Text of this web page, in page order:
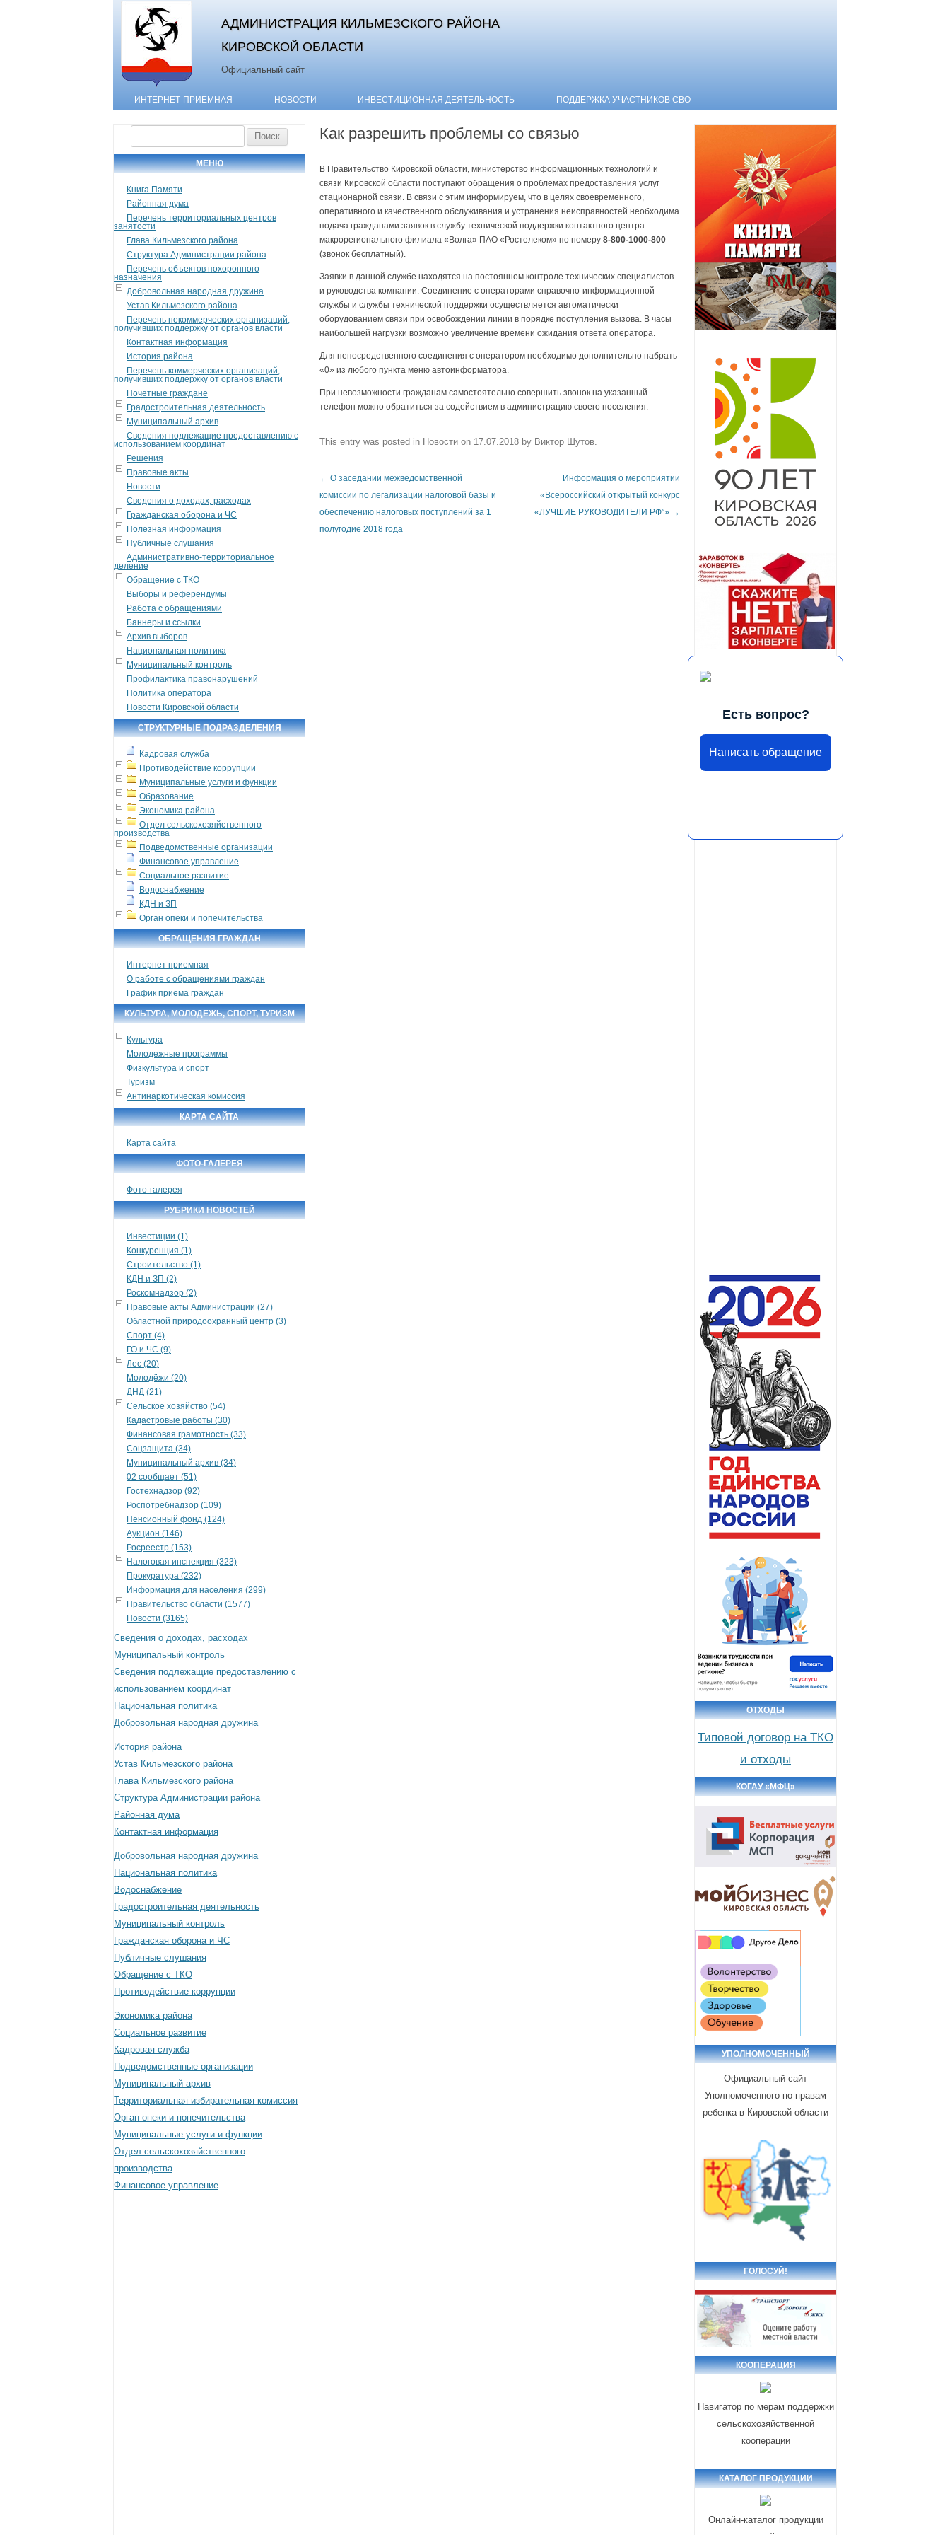
АДМИНИСТРАЦИЯ КИЛЬМЕЗСКОГО РАЙОНА
КИРОВСКОЙ ОБЛАСТИ
Официальный сайт
Skip to content
ИНТЕРНЕТ-ПРИЁМНАЯ НОВОСТИ ИНВЕСТИЦИОННАЯ ДЕЯТЕЛЬНОСТЬ ПОДДЕРЖКА УЧАСТНИКОВ СВО
МЕНЮ
Книга Памяти
Районная дума
Перечень территориальных центров
занятости
Глава Кильмезского района
Структура Администрации района
Перечень объектов похоронного
назначения
Добровольная народная дружина
Устав Кильмезского района
Перечень некоммерческих организаций,
получивших поддержку от органов власти
Контактная информация
История района
Перечень коммерческих организаций,
получивших поддержку от органов власти
Почетные граждане
Градостроительная деятельность
Муниципальный архив
Сведения подлежащие предоставлению с
использованием координат
Решения
Правовые акты
Новости
Сведения о доходах, расходах
Гражданская оборона и ЧС
Полезная информация
Публичные слушания
Административно-территориальное
деление
Обращение с ТКО
Выборы и референдумы
Работа с обращениями
Баннеры и ссылки
Архив выборов
Национальная политика
Муниципальный контроль
Профилактика правонарушений
Политика оператора
Новости Кировской области
СТРУКТУРНЫЕ ПОДРАЗДЕЛЕНИЯ
Кадровая служба
Противодействие коррупции
Муниципальные услуги и функции
Образование
Экономика района
Отдел сельскохозяйственного
производства
Подведомственные организации
Финансовое управление
Социальное развитие
Водоснабжение
КДН и ЗП
Орган опеки и попечительства
ОБРАЩЕНИЯ ГРАЖДАН
Интернет приемная
О работе с обращениями граждан
График приема граждан
КУЛЬТУРА, МОЛОДЕЖЬ, СПОРТ, ТУРИЗМ
Культура
Молодежные программы
Физкультура и спорт
Туризм
Антинаркотическая комиссия
КАРТА САЙТА
Карта сайта
ФОТО-ГАЛЕРЕЯ
Фото-галерея
РУБРИКИ НОВОСТЕЙ
Инвестиции (1)
Конкуренция (1)
Строительство (1)
КДН и ЗП (2)
Роскомнадзор (2)
Правовые акты Администрации (27)
Областной природоохранный центр (3)
Спорт (4)
ГО и ЧС (9)
Лес (20)
Молодёжи (20)
ДНД (21)
Сельское хозяйство (54)
Кадастровые работы (30)
Финансовая грамотность (33)
Соцзащита (34)
Муниципальный архив (34)
02 сообщает (51)
Гостехнадзор (92)
Роспотребнадзор (109)
Пенсионный фонд (124)
Аукцион (146)
Росреестр (153)
Налоговая инспекция (323)
Прокуратура (232)
Информация для населения (299)
Правительство области (1577)
Новости (3165)
Сведения о доходах, расходах
Муниципальный контроль
Сведения подлежащие предоставлению с
использованием координат
Национальная политика
Добровольная народная дружина
История района
Устав Кильмезского района
Глава Кильмезского района
Структура Администрации района
Районная дума
Контактная информация
Добровольная народная дружина
Национальная политика
Водоснабжение
Градостроительная деятельность
Муниципальный контроль
Гражданская оборона и ЧС
Публичные слушания
Обращение с ТКО
Противодействие коррупции
Экономика района
Социальное развитие
Кадровая служба
Подведомственные организации
Муниципальный архив
Территориальная избирательная комиссия
Орган опеки и попечительства
Муниципальные услуги и функции
Отдел сельскохозяйственного
производства
Финансовое управление
Как разрешить проблемы со связью
В Правительство Кировской области, министерство информационных технологий и
связи Кировской области поступают обращения о проблемах предоставления услуг
стационарной связи. В связи с этим информируем, что в целях своевременного,
оперативного и качественного обслуживания и устранения неисправностей необходима
подача гражданами заявок в службу технической поддержки контактного центра
макрорегионального филиала «Волга» ПАО «Ростелеком» по номеру 8-800-1000-800
(звонок бесплатный).
Заявки в данной службе находятся на постоянном контроле технических специалистов
и руководства компании. Соединение с операторами справочно-информационной
службы и службы технической поддержки осуществляется автоматически
оборудованием связи при освобождении линии в порядке поступления вызова. В часы
наибольшей нагрузки возможно увеличение времени ожидания ответа оператора.
Для непосредственного соединения с оператором необходимо дополнительно набрать
«0» из любого пункта меню автоинформатора.
При невозможности гражданам самостоятельно совершить звонок на указанный
телефон можно обратиться за содействием в администрацию своего поселения.
This entry was posted in Новости on 17.07.2018 by Виктор Шутов
Post navigation
← О заседании межведомственной
комиссии по легализации налоговой базы и
обеспечению налоговых поступлений за 1
полугодие 2018 года
Информация о мероприятии
«Всероссийский открытый конкурс
«ЛУЧШИЕ РУКОВОДИТЕЛИ РФ”» →
Есть вопрос?
Написать обращение
ОТХОДЫ
Типовой договор на ТКО
и отходы
КОГАУ «МФЦ»
УПОЛНОМОЧЕННЫЙ
Официальный сайт
Уполномоченного по правам
ребенка в Кировской области
ГОЛОСУЙ!
КООПЕРАЦИЯ
Навигатор по мерам поддержки
сельскохозяйственной
кооперации
КАТАЛОГ ПРОДУКЦИИ
Онлайн-каталог продукции